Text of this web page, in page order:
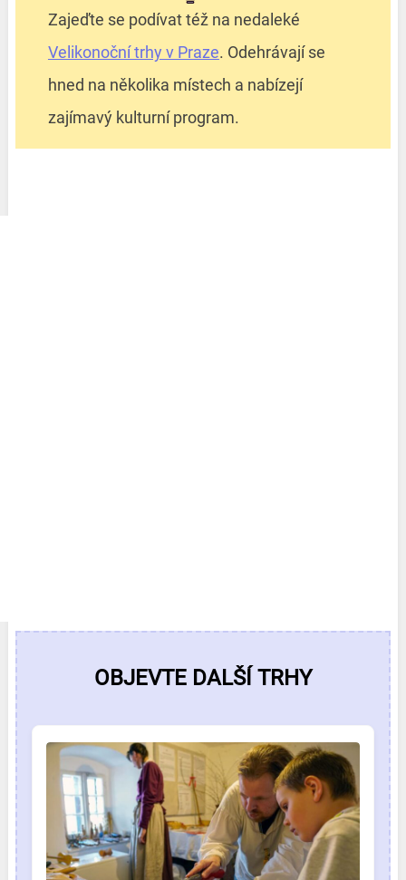
Zajeďte se podívat též na nedaleké
Velikonoční trhy v Praze. Odehrávají se
hned na několika místech a nabízejí
zajímavý kulturní program.
OBJEVTE DALŠÍ TRHY